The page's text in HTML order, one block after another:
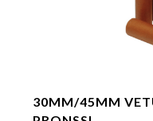
30MM/45MM